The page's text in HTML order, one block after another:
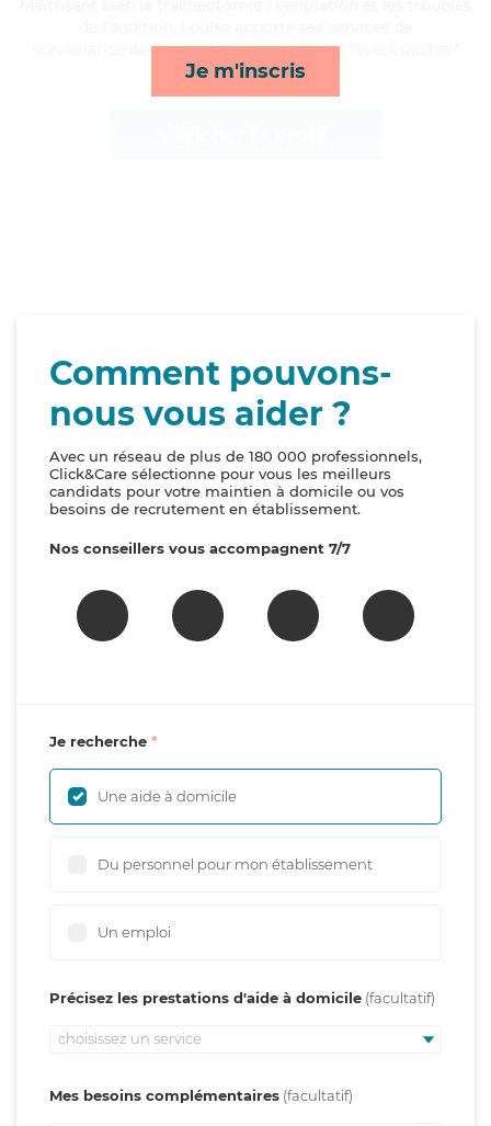
Je m'inscris
surveillance de nuit, mobilité, activités et lever/coucher*
Comment pouvons-
nous vous aider ?
Avec un réseau de plus de 180 000 professionnels,
Click&Care sélectionne pour vous les meilleurs
candidats pour votre maintien à domicile ou vos
besoins de recrutement en établissement.
Nos conseillers vous accompagnent 7/7
Je recherche
Une aide à domicile
Du personnel pour mon établissement
Un emploi
Précisez les prestations d'aide à domicile
choisissez un service
Mes besoins complémentaires